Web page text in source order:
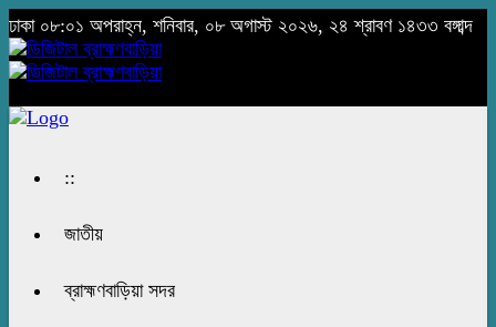
ঢাকা ০৮:০১ অপরাহ্ন, শনিবার, ০৮ অগাস্ট ২০২৬, ২৪ শ্রাবণ ১৪৩৩ বঙ্গাব্দ
::
জাতীয়
ব্রাহ্মণবাড়িয়া সদর